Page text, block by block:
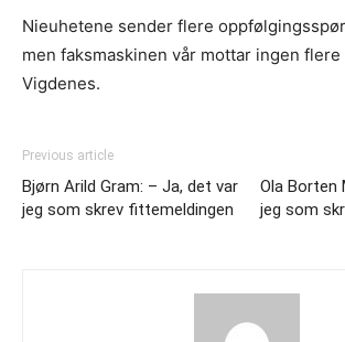
Nieuhetene sender flere
men faksmaskinen vår mottar ingen
Vigdenes.
Previous article
Bjørn Arild Gram: – Ja, det var
jeg som skrev fittemeldingen
Ola Borten
jeg som